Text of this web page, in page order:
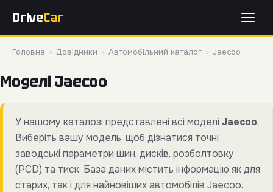
DriveCar
Головна » Довідники » Автомобільний каталог » Jaecoo
Моделі Jaecoo
У нашому каталозі представлені всі моделі Jaecoo.
Виберіть вашу модель, щоб дізнатися точні
заводські параметри шин, дисків, розболтовку
(PCD) та тиск. База даних містить інформацію як для
старих, так і для найновіших автомобілів Jaecoo.